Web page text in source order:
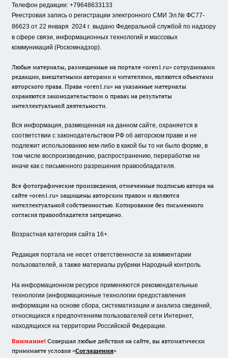
Телефон редакции: +79648633133
Реестровая запись о регистрации электронного СМИ Эл.№ ФС77-
86623 от 22 января 2024 г. выдано Федеральной службой по надзору
в сфере связи, информационных технологий и массовых
коммуникаций (Роскомнадзор).
Любые материалы, размещенные на портале «oren1.ru» сотрудниками
редакции, внештатными авторами и читателями, являются объектами
авторского права. Права «oren1.ru» на указанные материалы
охраняются законодательством о правах на результаты
интеллектуальной деятельности.
Вся информация, размещенная на данном сайте, охраняется в
соответствии с законодательством РФ об авторском праве и не
подлежит использованию кем-либо в какой бы то ни было форме, в
том числе воспроизведению, распространению, переработке не
иначе как с письменного разрешения правообладателя.
Все фотографические произведения, отмеченные подписью автора на
сайте «oren1.ru» защищены авторским правом и являются
интеллектуальной собственностью. Копирование без письменного
согласия правообладателя запрещено.
Возрастная категория сайта 16+.
Редакция портала не несет ответственности за комментарии
пользователей, а также материалы рубрики Народный контроль
На информационном ресурсе применяются рекомендательные
технологии (информационные технологии предоставления
информации на основе сбора, систематизации и анализа сведений,
относящихся к предпочтениям пользователей сети Интернет,
находящихся на территории Российской Федерации.
Внимание! Совершая любые действия на сайте, вы автоматически
принимаете условия «Cоглашения»